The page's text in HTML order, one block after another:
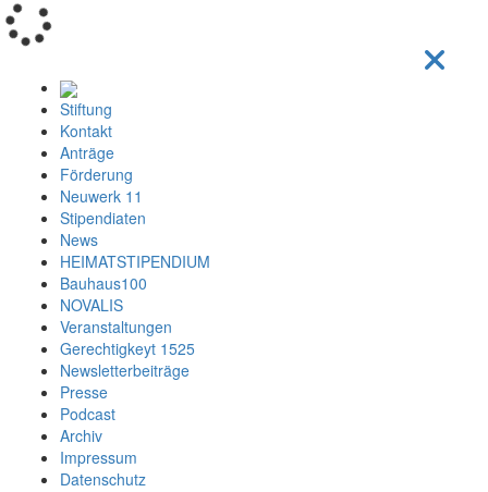
Stiftung
Kontakt
Anträge
Förderung
Neuwerk 11
Stipendiaten
News
HEIMATSTIPENDIUM
Bauhaus100
NOVALIS
Veranstaltungen
Gerechtigkeyt 1525
Newsletterbeiträge
Presse
Podcast
Archiv
Impressum
Datenschutz